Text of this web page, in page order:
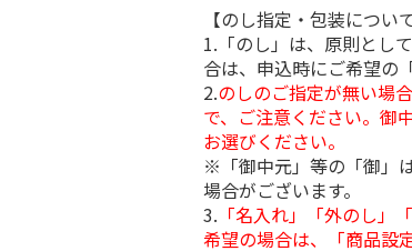
【のし指定・包装について
1.「のし」は、原則とし
合は、申込時にご希望の
2.のしのご指定が無い場
で、ご注意ください。御
お選びください。
※「御中元」等の「御」
場合がございます。
3. 「名入れ」「外のし」
希望の場合は、「商品設